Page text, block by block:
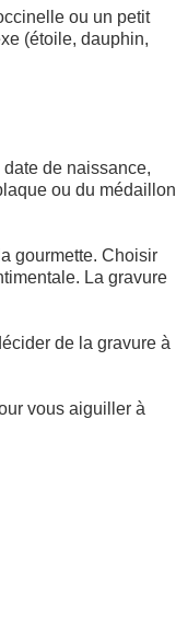
ou un petit
(étoile, dauphin,
de naissance,
ou du médaillon
gourmette. Choisir
La gravure
de la gravure à
vous aiguiller à